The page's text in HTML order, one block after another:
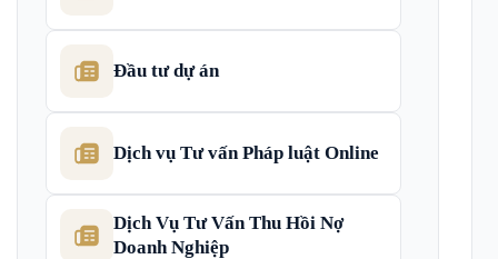
Đầu tư dự án
Dịch vụ Tư vấn Pháp luật Online
Dịch Vụ Tư Vấn Thu Hồi Nợ
Doanh Nghiệp